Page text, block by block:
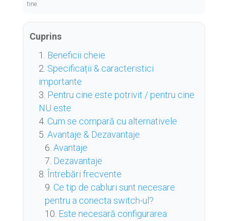
tine.
Cuprins
Beneficii cheie
Specificații & caracteristici
importante
Pentru cine este potrivit / pentru cine
NU este
Cum se compară cu alternativele
Avantaje & Dezavantaje
Avantaje
Dezavantaje
Întrebări frecvente
Ce tip de cabluri sunt necesare
pentru a conecta switch-ul?
Este necesară configurarea